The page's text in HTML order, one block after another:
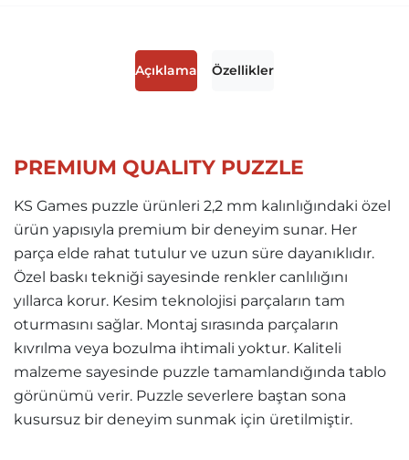
Açıklama Özellikler
PREMIUM QUALITY PUZZLE
KS Games puzzle ürünleri 2,2 mm kalınlığındaki özel
ürün yapısıyla premium bir deneyim sunar. Her
parça elde rahat tutulur ve uzun süre dayanıklıdır.
Özel baskı tekniği sayesinde renkler canlılığını
yıllarca korur. Kesim teknolojisi parçaların tam
oturmasını sağlar. Montaj sırasında parçaların
kıvrılma veya bozulma ihtimali yoktur. Kaliteli
malzeme sayesinde puzzle tamamlandığında tablo
görünümü verir. Puzzle severlere baştan sona
kusursuz bir deneyim sunmak için üretilmiştir.